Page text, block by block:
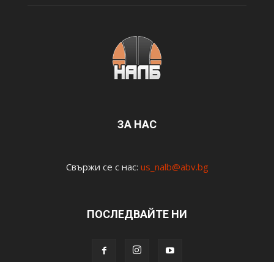
ЗА НАС
Свържи се с нас: us_nalb@abv.bg
ПОСЛЕДВАЙТЕ НИ